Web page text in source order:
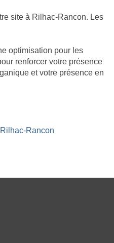
site à Rilhac-Rancon. Les
optimisation pour les
renforcer votre présence
et votre présence en
Rancon